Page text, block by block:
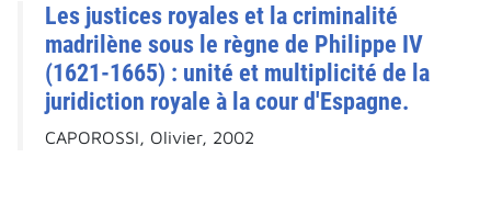
Les justices royales et la criminalité
madrilène sous le règne de Philippe IV
(1621-1665) : unité et multiplicité de la
juridiction royale à la cour d'Espagne.
CAPOROSSI, Olivier, 2002